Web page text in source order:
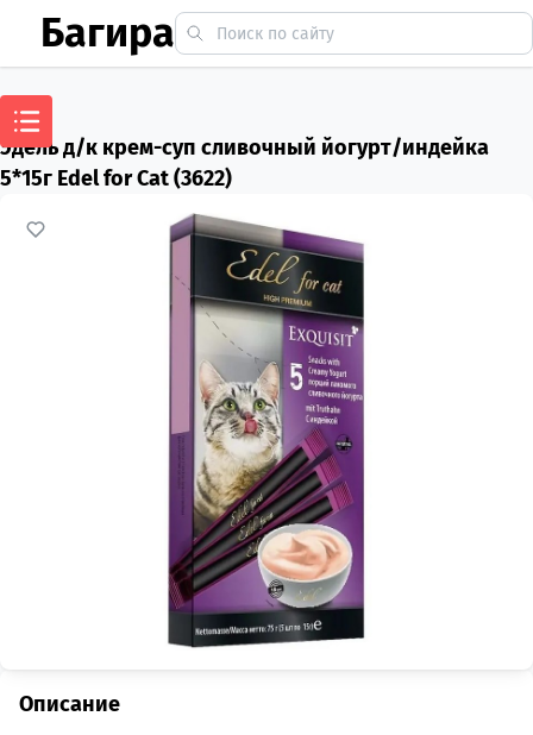
Багира
Эдель д/к крем-суп сливочный йогурт/индейка
5*15г Edel for Cat (3622)
Описание